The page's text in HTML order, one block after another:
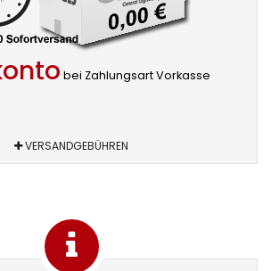
bei Zahlungsart Vorkasse
VERSANDGEBÜHREN